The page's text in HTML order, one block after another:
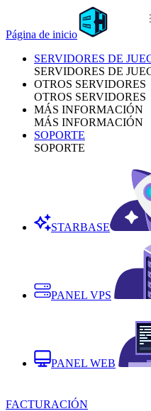
Página de inicio
SERVIDORES DE
SERVIDORES DE
OTROS SERVIDORES
OTROS SERVIDORES
MÁS INFORMACIÓN
MÁS INFORMACIÓN
SOPORTE
SOPORTE
STARBASE
PANEL VPS
PANEL WEB
FACTURACIÓN